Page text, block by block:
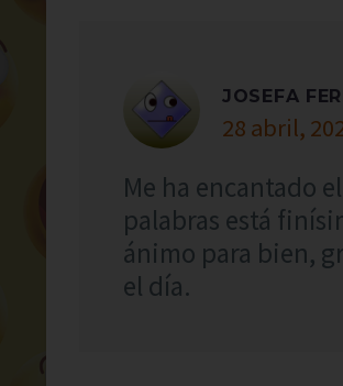
JOSEFA
28 abril,
Me ha encantado
palabras está
ánimo para bien,
el día.